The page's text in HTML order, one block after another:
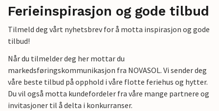
Ferieinspirasjon og gode tilbud
Tilmeld deg vårt nyhetsbrev for å motta inspirasjon og gode
tilbud!
Når du tilmelder deg her mottar du
markedsføringskommunikasjon fra NOVASOL. Vi sender deg
våre beste tilbud på opphold i våre flotte feriehus og hytter.
Du vil også motta kundefordeler fra våre mange partnere og
invitasjoner til å delta i konkurranser.